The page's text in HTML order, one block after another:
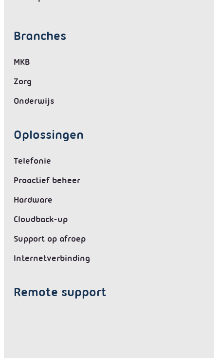
Branches
MKB
Zorg
Onderwijs
Oplossingen
Telefonie
Proactief beheer
Hardware
Cloudback-up
Support op afroep
Internetverbinding
Remote support